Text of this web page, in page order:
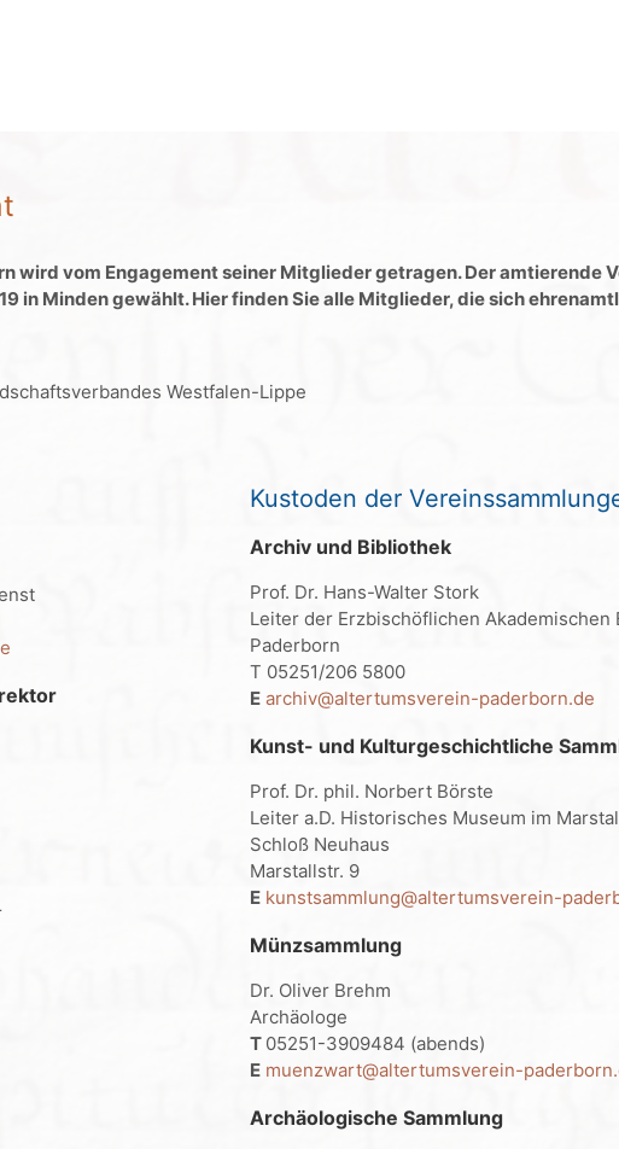
wird vom Engagement seiner Mitglieder getragen. Der amtierende
in Minden gewählt. Hier finden Sie alle Mitglieder, die sich
Westfalen-Lippe
Kustoden der
Archiv und Bibliothek
Prof. Dr. Hans-Walter Stork
Leiter der Erzbischöflichen Akademischen
Paderborn
T 05251/206 5800
E archiv@altertumsverein-paderborn.de
Kunst- und Kulturgeschichtliche
Prof. Dr. phil. Norbert Börste
Leiter a.D. Historisches Museum im
Schloß Neuhaus
Marstallstr. 9
E kunstsammlung@altertumsverein-
Münzsammlung
Dr. Oliver Brehm
Archäologe
T 05251-3909484 (abends)
E muenzwart@altertumsverein-
Archäologische Sammlung